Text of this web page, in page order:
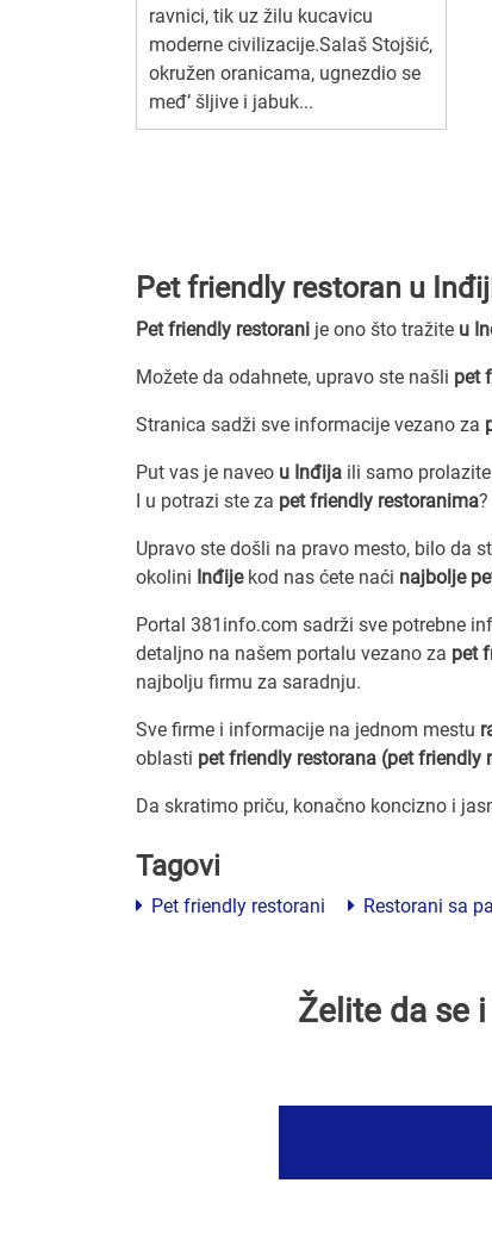
ravnici, tik uz žilu kucavicu
moderne civilizacije.Salaš Stojšić,
okružen oranicama, ugnezdio se
međ’ šljive i jabuk...
Pet friendly restoran u
Pet friendly restorani je ono što tražite u
Možete da odahnete, upravo ste našli pet
Stranica sadži sve informacije vezano za
Put vas je naveo u Inđija ili samo prolazite
I u potrazi ste za pet friendly restoranima?
Upravo ste došli na pravo mesto, bilo da
okolini Inđijekod nas ćete naći najbolje
Portal 381info.com sadrži sve potrebne
detaljno na našem portalu vezano za pet
najbolju firmu za saradnju.
Sve firme i informacije na jednom mestu
oblasti pet friendly restorana (pet friendly
Da skratimo priču, konačno koncizno i
Tagovi
Pet friendly restorani Restorani sa
Želite da se